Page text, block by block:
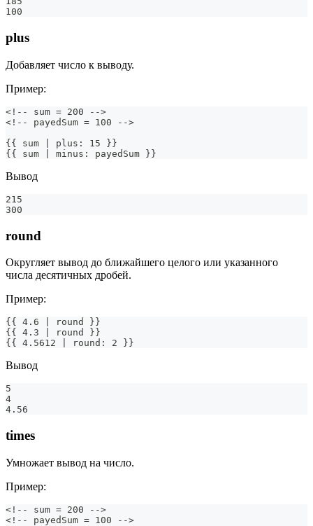
100
plus
Добавляет число к выводу.
Пример:
<!-- sum = 200 -->
<!-- payedSum = 100 -->
{{ sum | plus: 15 }}
{{ sum | minus: payedSum }}
Вывод
215
300
round
Округляет вывод до ближайшего целого или указанного
числа десятичных дробей.
Пример:
{{ 4.6 | round }}
{{ 4.3 | round }}
{{ 4.5612 | round: 2 }}
Вывод
5
4
4.56
times
Умножает вывод на число.
Пример:
<!-- sum = 200 -->
<!-- payedSum = 100 -->